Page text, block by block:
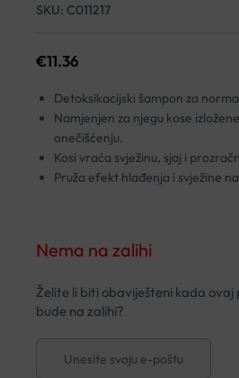
SKU: C011217
€11.36
Detoksikacijski šampon za
Namjenjen za njegu kose
onečišćenju.
Kosi vraća svježinu, sjaj i
Pruža efekt hlađenja i svježine
Nema na zalihi